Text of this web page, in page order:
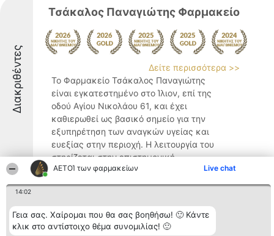
ΑΕΤΟΊ των φαρμακείων Live chat
14:02
Γεια σας. Χαίρομαι που θα σας βοηθήσω! 🙂 Κάντε
κλικ στο αντίστοιχο θέμα συνομιλίας! 🙂
Διακριθέντες
Τσάκαλος Παναγιώτης Φαρμακείο
Δείτε περισσότερα >>
Το Φαρμακείο Τσάκαλος Παναγιώτης
είναι εγκατεστημένο στο Ίλιον, επί της
οδού Αγίου Νικολάου 61, και έχει
καθιερωθεί ως βασικό σημείο για την
εξυπηρέτηση των αναγκών υγείας και
ευεξίας στην περιοχή. Η λειτουργία του
στηρίζεται στην επιστημονική ...
9.6
Φαρμακείο Κατερίνα